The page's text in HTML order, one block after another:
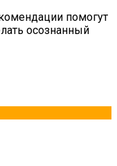
помогут
осознанный